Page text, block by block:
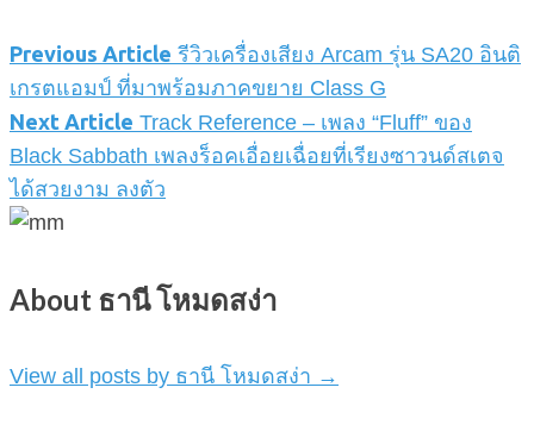
Previous Article รีวิวเครื่องเสียง Arcam รุ่น SA20 อินติ
เกรตแอมป์ ที่มาพร้อมภาคขยาย Class G
Next Article Track Reference – เพลง “Fluff” ของ
Black Sabbath เพลงร็อคเอื่อยเฉื่อยที่เรียงซาวนด์สเตจ
ได้สวยงาม ลงตัว
About ธานี โหมดสง่า
View all posts by ธานี โหมดสง่า →